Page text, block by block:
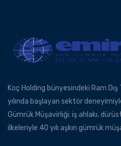
Koç Holding bünyesindeki Ram
yılında başlayan sektör
Gümrük Müşavirliği; iş ahlakı,
ilkeleriyle 40 yılı aşkın gümrük